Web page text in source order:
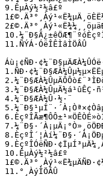
9.ÊµÀý½²½â£º
11.ÑÝÁ·ÓëÎÊÌâÌÖÂÛ
4.¼¨Ð§ÆÀ¼Û·½·¨
10.ÊµÀý½²½â£º
11.°¸ÀýÌÖÂÛ